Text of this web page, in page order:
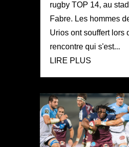
rugby TOP 14, au
Fabre. Les hommes
Urios ont souffert lors
rencontre qui s'est...
LIRE PLUS